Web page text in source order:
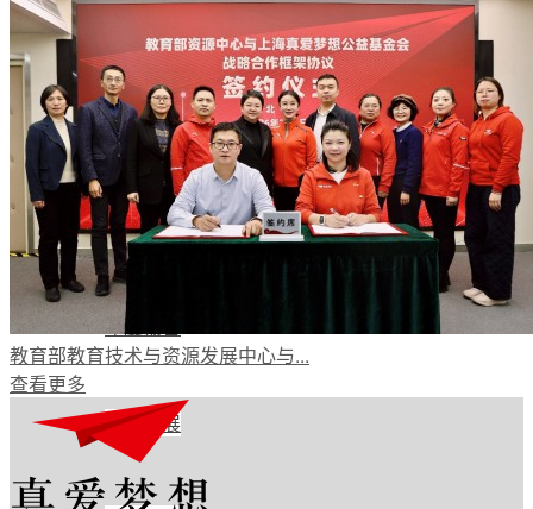
伙伴发展
评估报告
公开透明
年度报告
项目进展
教育部教育技术与资源发展中心与...
查看更多